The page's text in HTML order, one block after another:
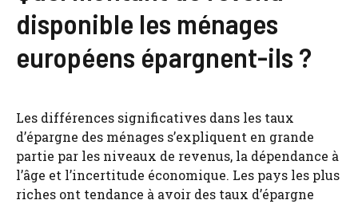
disponible les ménages
européens épargnent-ils ?
Les différences significatives dans les taux
d’épargne des ménages s’expliquent en grande
partie par les niveaux de revenus, la dépendance à
l’âge et l’incertitude économique. Les pays les plus
riches ont tendance à avoir des taux d’épargne